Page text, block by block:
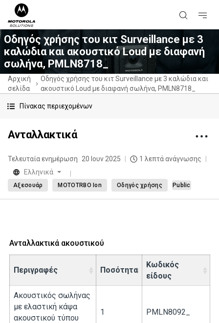
Οδηγός χρήσης του κιτ Surveillance με 3
καλώδια και ακουστικό Loud με διαφανή
σωλήνα, PMLN8718_
Αρχική
σελίδα
Οδηγός χρήσης του κιτ Surveillance με 3 καλώδια και
ακουστικό Loud με διαφανή σωλήνα, PMLN8718_
Πίνακας περιεχομένων
Ανταλλακτικά
Τελευταία ενημέρωση 20 Ιουν 2025
1 λεπτά ανάγνωσης
Eλληνικά
Αξεσουάρ MOTOTRBO Ion Οδηγός χρήσης Public
Ανταλλακτικά ακουστικού
Περιγραφές Ποσότητα
Κωδικός
είδους
Ακουστικός σωλήνας
με ελαστική κάψα
ακουστικού τύπου
1 PMLN8092_